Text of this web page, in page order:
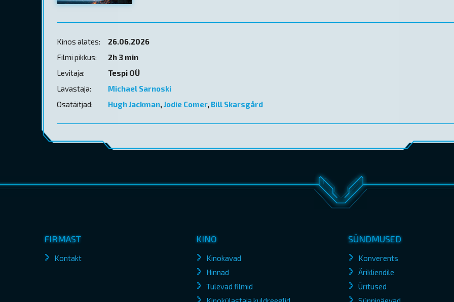
Kinos alates:
26.06.2026
Filmi pikkus:
2h 3 min
Levitaja:
Tespi OÜ
Lavastaja:
Michael Sarnoski
Osatäitjad:
Hugh Jackman,Jodie Comer,Bill Skarsgård
FIRMAST
Kontakt
KINO
Kinokavad
Hinnad
Tulevad filmid
SÜNDMUSED
Konverents
Ärikliendile
Üritused